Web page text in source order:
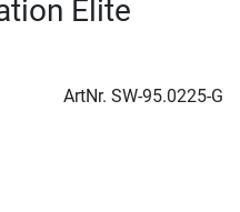
Elite
ArtNr. SW-95.0225-G